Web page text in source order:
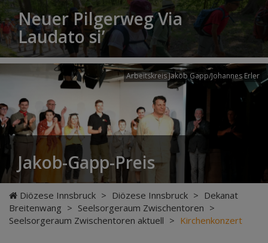
Neuer Pilgerweg Via
Laudato si’
Arbeitskreis Jakob Gapp/Johannes Erler
Jakob-Gapp-Preis
Diözese Innsbruck > Diözese Innsbruck > Dekanat
Breitenwang > Seelsorgeraum Zwischentoren >
Seelsorgeraum Zwischentoren aktuell > Kirchenkonzert